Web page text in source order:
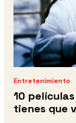
Entretenimiento
10
tienes que